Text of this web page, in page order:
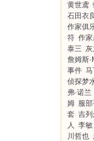
黄世鸢
石田衣
作家俱
符 作
泰三
詹姆斯
事件 马
侦探梦
弗·诺兰
姆 服
套 吉列
人 李敏
川哲也